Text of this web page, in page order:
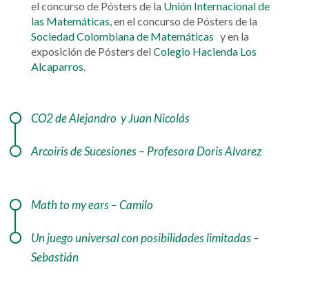
el concurso de Pósters de la Unión Internacional de
las Matemáticas,en el concurso de Pósters de la
Sociedad Colombiana de Matemáticas yen la
exposición de Pósters delColegio Hacienda Los
Alcaparros.
CO2 de Alejandro y Juan Nicolás
Arcoiris de Sucesiones – Profesora Doris Alvarez
Math to my ears – Camilo
Un juego universal con posibilidades limitadas –
Sebastián